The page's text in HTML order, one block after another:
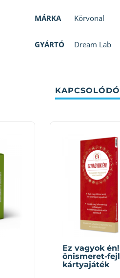
MÁRKA Körvonal
GYÁRTÓ Dream Lab
Ez vagyok én!
önismeret-
kártyajáték